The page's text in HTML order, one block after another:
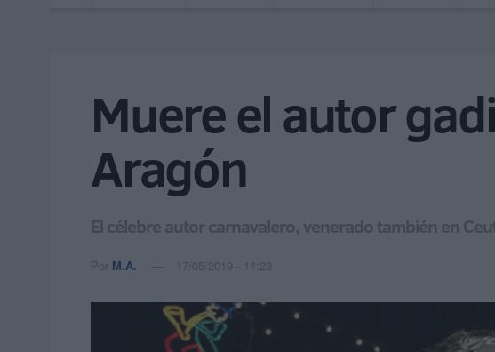
Muere el autor
Aragón
El célebre autor carnavalero, venerado también en
Por M.A. 17/05/2019 - 14:23